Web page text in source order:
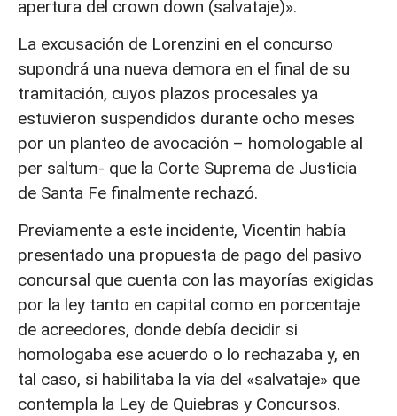
apertura del crown down (salvataje)».
La excusación de Lorenzini en el concurso
supondrá una nueva demora en el final de su
tramitación, cuyos plazos procesales ya
estuvieron suspendidos durante ocho meses
por un planteo de avocación – homologable al
per saltum- que la Corte Suprema de Justicia
de Santa Fe finalmente rechazó.
Previamente a este incidente, Vicentin había
presentado una propuesta de pago del pasivo
concursal que cuenta con las mayorías exigidas
por la ley tanto en capital como en porcentaje
de acreedores, donde debía decidir si
homologaba ese acuerdo o lo rechazaba y, en
tal caso, si habilitaba la vía del «salvataje» que
contempla la Ley de Quiebras y Concursos.